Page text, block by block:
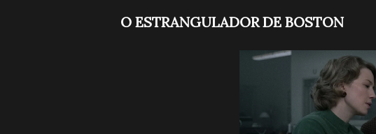
O ESTRANGULADOR DE BOSTON